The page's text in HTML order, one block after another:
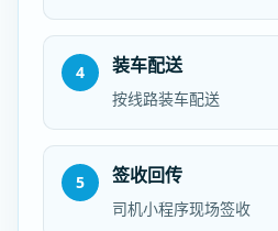
4 装车配送
按线路装车配送
5 签收回传
司机小程序现场签收